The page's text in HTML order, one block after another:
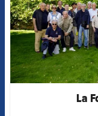
La